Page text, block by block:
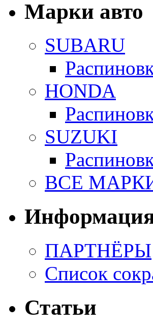
Марки авто
SUBARU
HONDA
SUZUKI
ВСЕ
ПАРТНЁРЫ
Список
Статьи